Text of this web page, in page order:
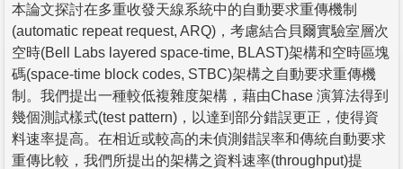
本論文探討在多重收發天線系統中的自動要求重傳機制
(automatic repeat request, ARQ)，考慮結合貝爾實驗室層次
空時(Bell Labs layered space-time, BLAST)架構和空時區塊
碼(space-time block codes, STBC)架構之自動要求重傳機
制。我們提出一種較低複雜度架構，藉由Chase 演算法得到
幾個測試樣式(test pattern)，以達到部分錯誤更正，使得資
料速率提高。在相近或較高的未偵測錯誤率和傳統自動要求
重傳比較，我們所提出的架構之資料速率(throughput)提